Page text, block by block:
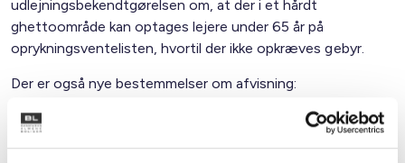
udlejningsbekendtgørelsen om, at der i et hårdt
ghettoområde kan optages lejere under 65 år på
oprykningsventelisten, hvortil der ikke opkræves gebyr.
Der er også nye bestemmelser om afvisning:
En boligorganisation kan forlange, at boligsøgende til
et udsat boligområde skal forevise en straffeattest